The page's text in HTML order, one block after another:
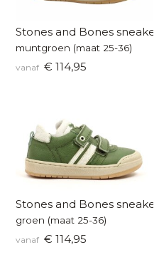
Stones and Bones sneakers
muntgroen (maat 25-36)
vanaf € 114,95
Stones and Bones sneakers
groen (maat 25-36)
vanaf € 114,95